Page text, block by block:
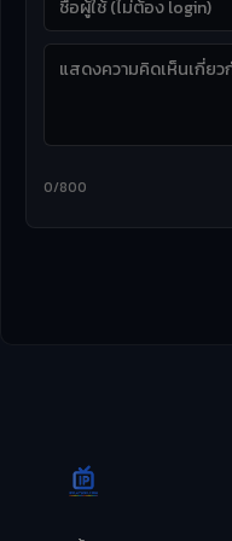
0/800